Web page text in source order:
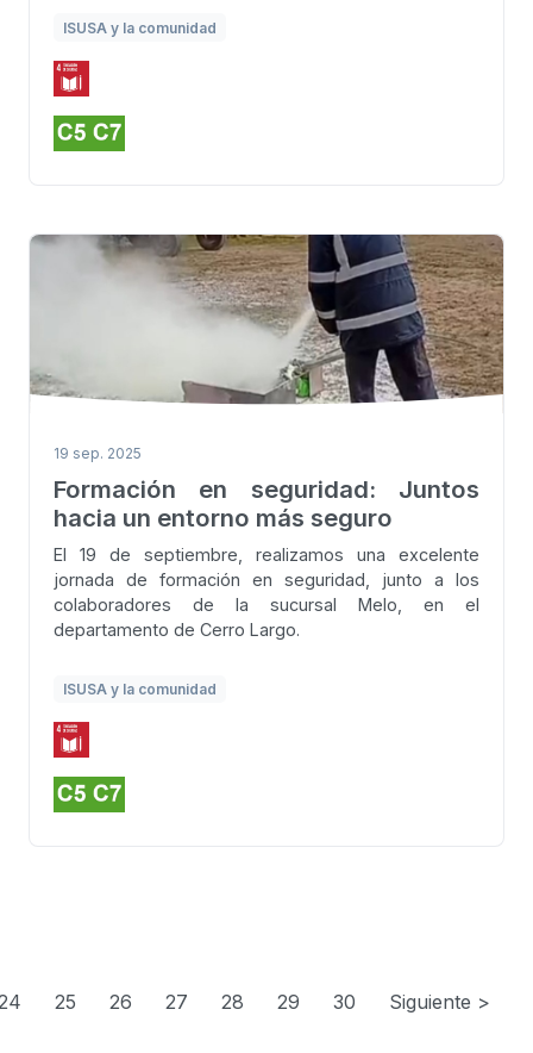
ISUSA y la comunidad
19 sep. 2025
Formación en seguridad: Juntos
hacia un entorno más seguro
El 19 de septiembre, realizamos una excelente
jornada de formación en seguridad, junto a los
colaboradores de la sucursal Melo, en el
departamento de Cerro Largo.
ISUSA y la comunidad
25 26 27 28 29 30 Siguiente >